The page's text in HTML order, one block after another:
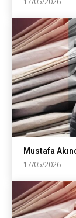
Mustafa
17/05/2026